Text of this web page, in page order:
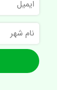
نام
شهر